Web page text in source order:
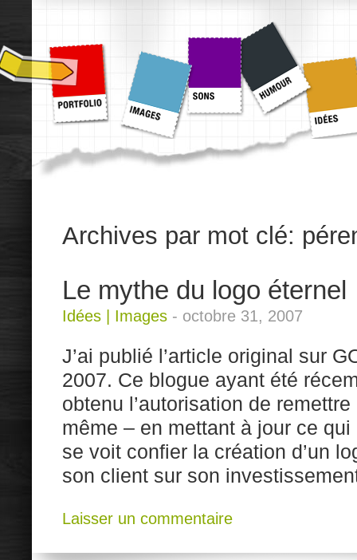
Archives par mot clé:
Le mythe du logo éternel
Idées Images - octobre 31, 2007
J’ai publié l’article original sur
2007. Ce blogue ayant été
obtenu l’autorisation de
même – en mettant à jour ce qui
se voit confier la création d’un
son client sur son
Laisser un commentaire